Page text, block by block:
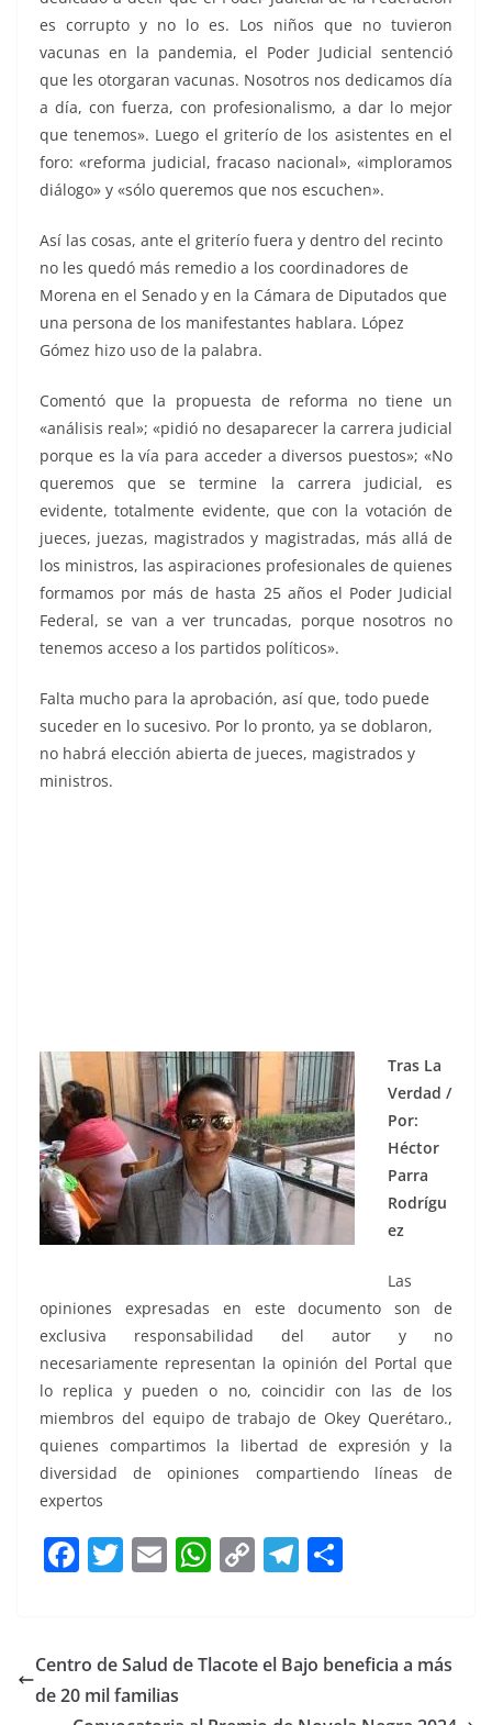
es corrupto y no lo es. Los niños que no tuvieron
vacunas en la pandemia, el Poder Judicial sentenció
que les otorgaran vacunas. Nosotros nos dedicamos día
a día, con fuerza, con profesionalismo, a dar lo mejor
que tenemos». Luego el griterío de los asistentes en el
foro: «reforma judicial, fracaso nacional», «imploramos
diálogo» y «sólo queremos que nos escuchen».
Así las cosas, ante el griterío fuera y dentro del recinto
no les quedó más remedio a los coordinadores de
Morena en el Senado y en la Cámara de Diputados que
una persona de los manifestantes hablara. López
Gómez hizo uso de la palabra.
Comentó que la propuesta de reforma no tiene un
«análisis real»; «pidió no desaparecer la carrera judicial
porque es la vía para acceder a diversos puestos»; «No
queremos que se termine la carrera judicial, es
evidente, totalmente evidente, que con la votación de
jueces, juezas, magistrados y magistradas, más allá de
los ministros, las aspiraciones profesionales de quienes
formamos por más de hasta 25 años el Poder Judicial
Federal, se van a ver truncadas, porque nosotros no
tenemos acceso a los partidos políticos».
Falta mucho para la aprobación, así que, todo puede
suceder en lo sucesivo. Por lo pronto, ya se doblaron,
no habrá elección abierta de jueces, magistrados y
ministros.
Tras La
Verdad /
Por:
Héctor
Parra
Rodrígu
ez
Las
opiniones expresadas en este documento son de
exclusiva responsabilidad del autor y no
necesariamente representan la opinión del Portal que
lo replica y pueden o no, coincidir con las de los
miembros del equipo de trabajo de Okey Querétaro.,
quienes compartimos la libertad de expresión y la
diversidad de opiniones compartiendo líneas de
expertos
F
e
b
T
er
E
l
W
s
C
y
T
gr e
Centro de Salud de Tlacote el Bajo beneficia a más
de 20 mil familias